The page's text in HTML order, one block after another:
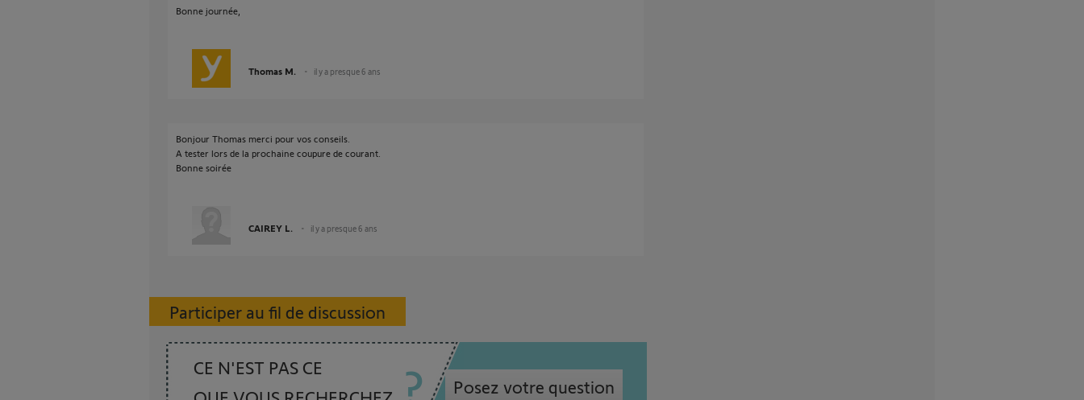
Bonne journée,
Thomas M. il y a presque 6 ans
Bonjour Thomas merci pour vos conseils.
A tester lors de la prochaine coupure de courant.
Bonne soirée
CAIREY L. il y a presque 6 ans
Participer au fil de discussion
CE N'EST PAS CE
Posez votre question